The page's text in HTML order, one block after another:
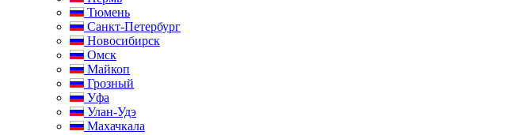
Тюмень
Санкт-Петербург
Новосибирск
Омск
Майкоп
Грозный
Уфа
Улан-Удэ
Махачкала